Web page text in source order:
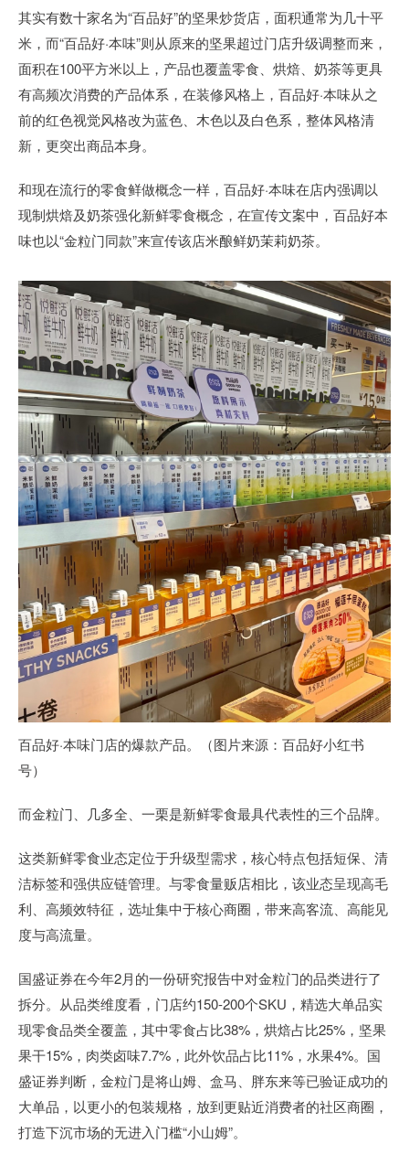
其实有数十家名为“百品好”的坚果炒货店，面积通常为几十平
米，而“百品好·本味”则从原来的坚果超过门店升级调整而来，
面积在100平方米以上，产品也覆盖零食、烘焙、奶茶等更具
有高频次消费的产品体系，在装修风格上，百品好·本味从之
前的红色视觉风格改为蓝色、木色以及白色系，整体风格清
新，更突出商品本身。
和现在流行的零食鲜做概念一样，百品好·本味在店内强调以
现制烘焙及奶茶强化新鲜零食概念，在宣传文案中，百品好本
味也以“金粒门同款”来宣传该店米酿鲜奶茉莉奶茶。
百品好·本味门店的爆款产品。（图片来源：百品好小红书
号）
而金粒门、几多全、一栗是新鲜零食最具代表性的三个品牌。
这类新鲜零食业态定位于升级型需求，核心特点包括短保、清
洁标签和强供应链管理。与零食量贩店相比，该业态呈现高毛
利、高频效特征，选址集中于核心商圈，带来高客流、高能见
度与高流量。
国盛证券在今年2月的一份研究报告中对金粒门的品类进行了
拆分。从品类维度看，门店约150-200个SKU，精选大单品实
现零食品类全覆盖，其中零食占比38%，烘焙占比25%，坚果
果干15%，肉类卤味7.7%，此外饮品占比11%，水果4%。国
盛证券判断，金粒门是将山姆、盒马、胖东来等已验证成功的
大单品，以更小的包装规格，放到更贴近消费者的社区商圈，
打造下沉市场的无进入门槛“小山姆”。